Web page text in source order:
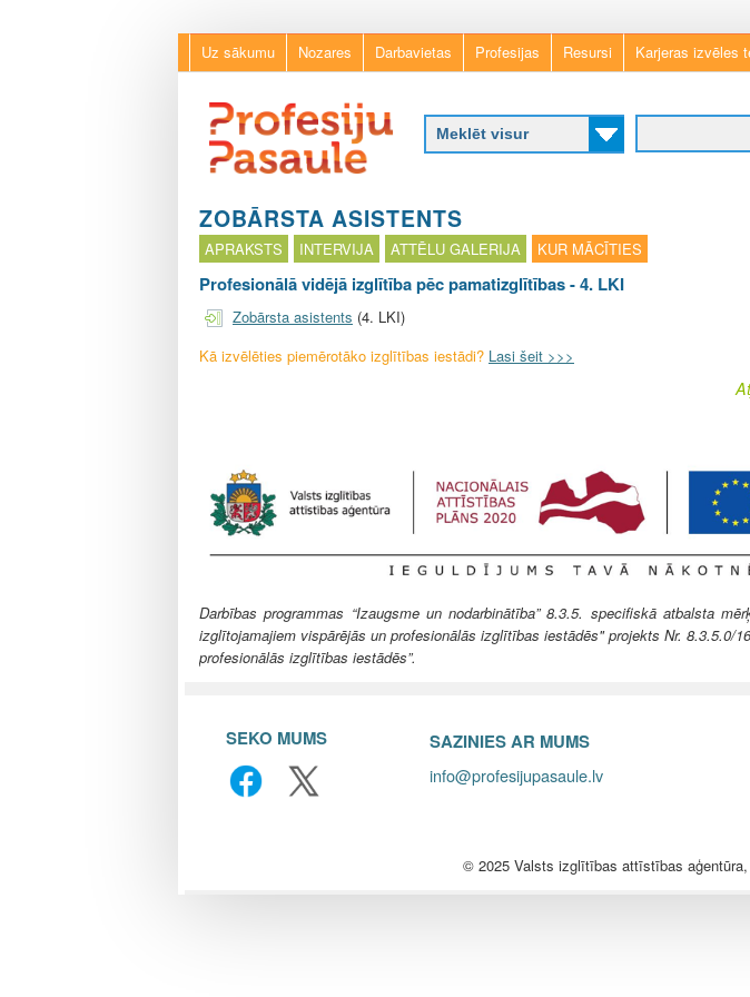
Skip
to
Uz sākumu Nozares Darbavietas Profesijas Resursi Karjeras izvēles
r
o
f
e
s
i
j
u
e
ZOBĀRSTA ASISTENTS
APRAKSTS INTERVIJA ATTĒLU GALERIJA KUR MĀCĪTIES
Profesionālā vidējā izglītība pēc pamatizglītības - 4. LKI
Zobārsta asistents (4. LKI)
Kā izvēlēties piemērotāko izglītības iestādi? Lasi šeit >>>
Darbības programmas “Izaugsme un nodarbinātība” 8.3.5. specifiskā atbalsta
izglītojamajiem vispārējās un profesionālās izglītības iestādēs" projekts Nr. 8.3.5.0/
profesionālās izglītības iestādēs”.
SEKO MUMS SAZINIES AR MUMS
info@profesijupasaule.lv
© 2025 Valsts izglītības attīstības